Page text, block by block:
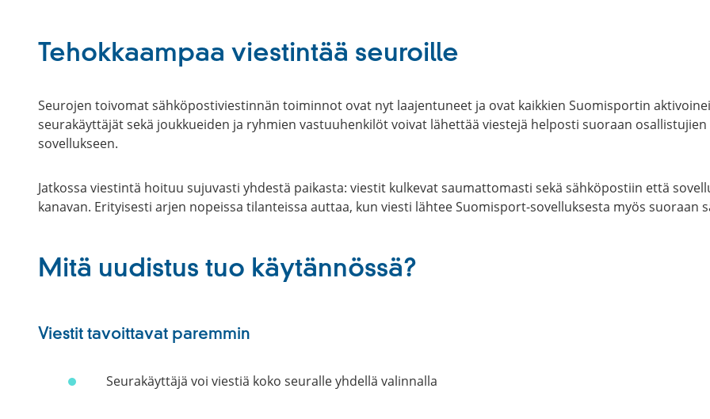
Tehokkaampaa viestintää seuroille
Seurojen toivomat sähköpostiviestinnän toiminnot ovat nyt laajentuneet ja ovat kaikkien Suomisportin
seurakäyttäjät sekä joukkueiden ja ryhmien vastuuhenkilöt voivat lähettää viestejä helposti suoraan
sovellukseen.
Jatkossa viestintä hoituu sujuvasti yhdestä paikasta: viestit kulkevat saumattomasti sekä sähköpostiin että
kanavan. Erityisesti arjen nopeissa tilanteissa auttaa, kun viesti lähtee Suomisport-sovelluksesta myös suoraan
Mitä uudistus tuo käytännössä?
Viestit tavoittavat paremmin
Seurakäyttäjä voi viestiä koko seuralle yhdellä valinnalla